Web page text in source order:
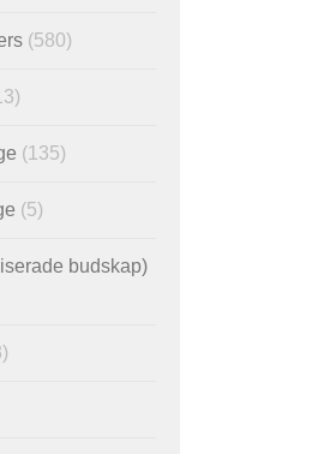
(580)
(135)
(5)
budskap)